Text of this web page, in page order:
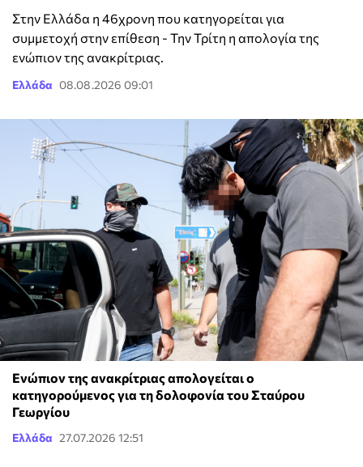
Στην Ελλάδα η 46χρονη που κατηγορείται για
συμμετοχή στην επίθεση - Την Τρίτη η απολογία της
ενώπιον της ανακρίτριας.
Ελλάδα 08.08.2026 09:01
Ενώπιον της ανακρίτριας απολογείται ο
κατηγορούμενος για τη δολοφονία του Σταύρου
Γεωργίου
Ελλάδα 27.07.2026 12:51